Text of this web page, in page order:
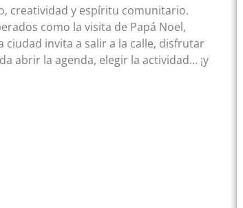
creatividad y espíritu comunitario.
como la visita de Papá Noel,
ciudad invita a salir a la calle, disfrutar
abrir la agenda, elegir la actividad… ¡y